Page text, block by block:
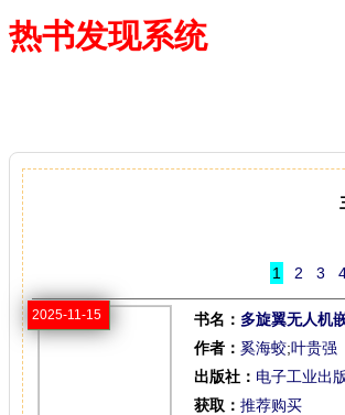
热书发现系统
1 2 3
2025-11-15 书名： 多旋翼无人机
作者： 奚海蛟;叶贵强
出版社： 电子工业出
获取： 推荐购买